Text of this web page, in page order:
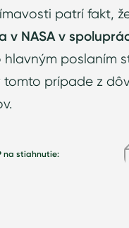
patrí fakt,
v NASA v
poslaním
tomto prípade z
na stiahnutie: